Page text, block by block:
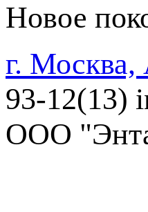
Новое
г.
93-12(13)
ООО